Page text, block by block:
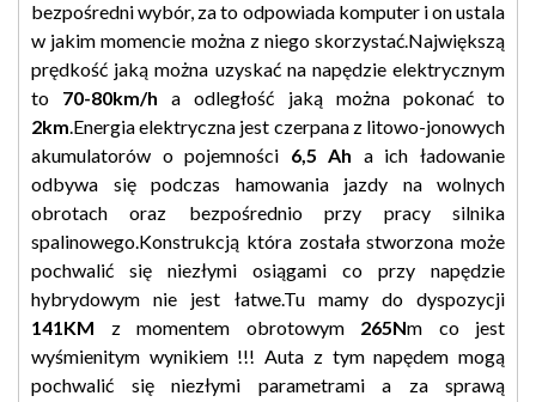
bezpośredni wybór, za to odpowiada komputer i on ustala
w jakim momencie można z niego skorzystać.Największą
prędkość jaką można uzyskać na napędzie elektrycznym
to 70-80km/ha odległość jaką można pokonać to
2km.Energia elektryczna jest czerpana z litowo-jonowych
akumulatorów o pojemności 6,5 Ah a ich ładowanie
odbywa się podczas hamowania jazdy na wolnych
obrotach oraz bezpośrednio przy pracy silnika
spalinowego.Konstrukcją która została stworzona może
pochwalić się niezłymi osiągami co przy napędzie
hybrydowym nie jest łatwe.Tu mamy do dyspozycji
141KM z momentem obrotowym 265Nm co jest
wyśmienitym wynikiem !!! Auta z tym napędem mogą
pochwalić się niezłymi parametrami a za sprawą